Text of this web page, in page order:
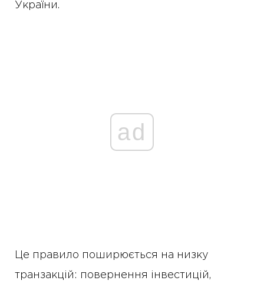
України.
ad
Це правило поширюється на низку
транзакцій: повернення інвестицій,